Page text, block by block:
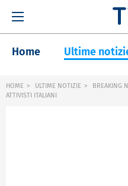
Home Ultime
HOME ULTIME NOTIZIE
BREAKING
ATTIVISTI ITALIANI